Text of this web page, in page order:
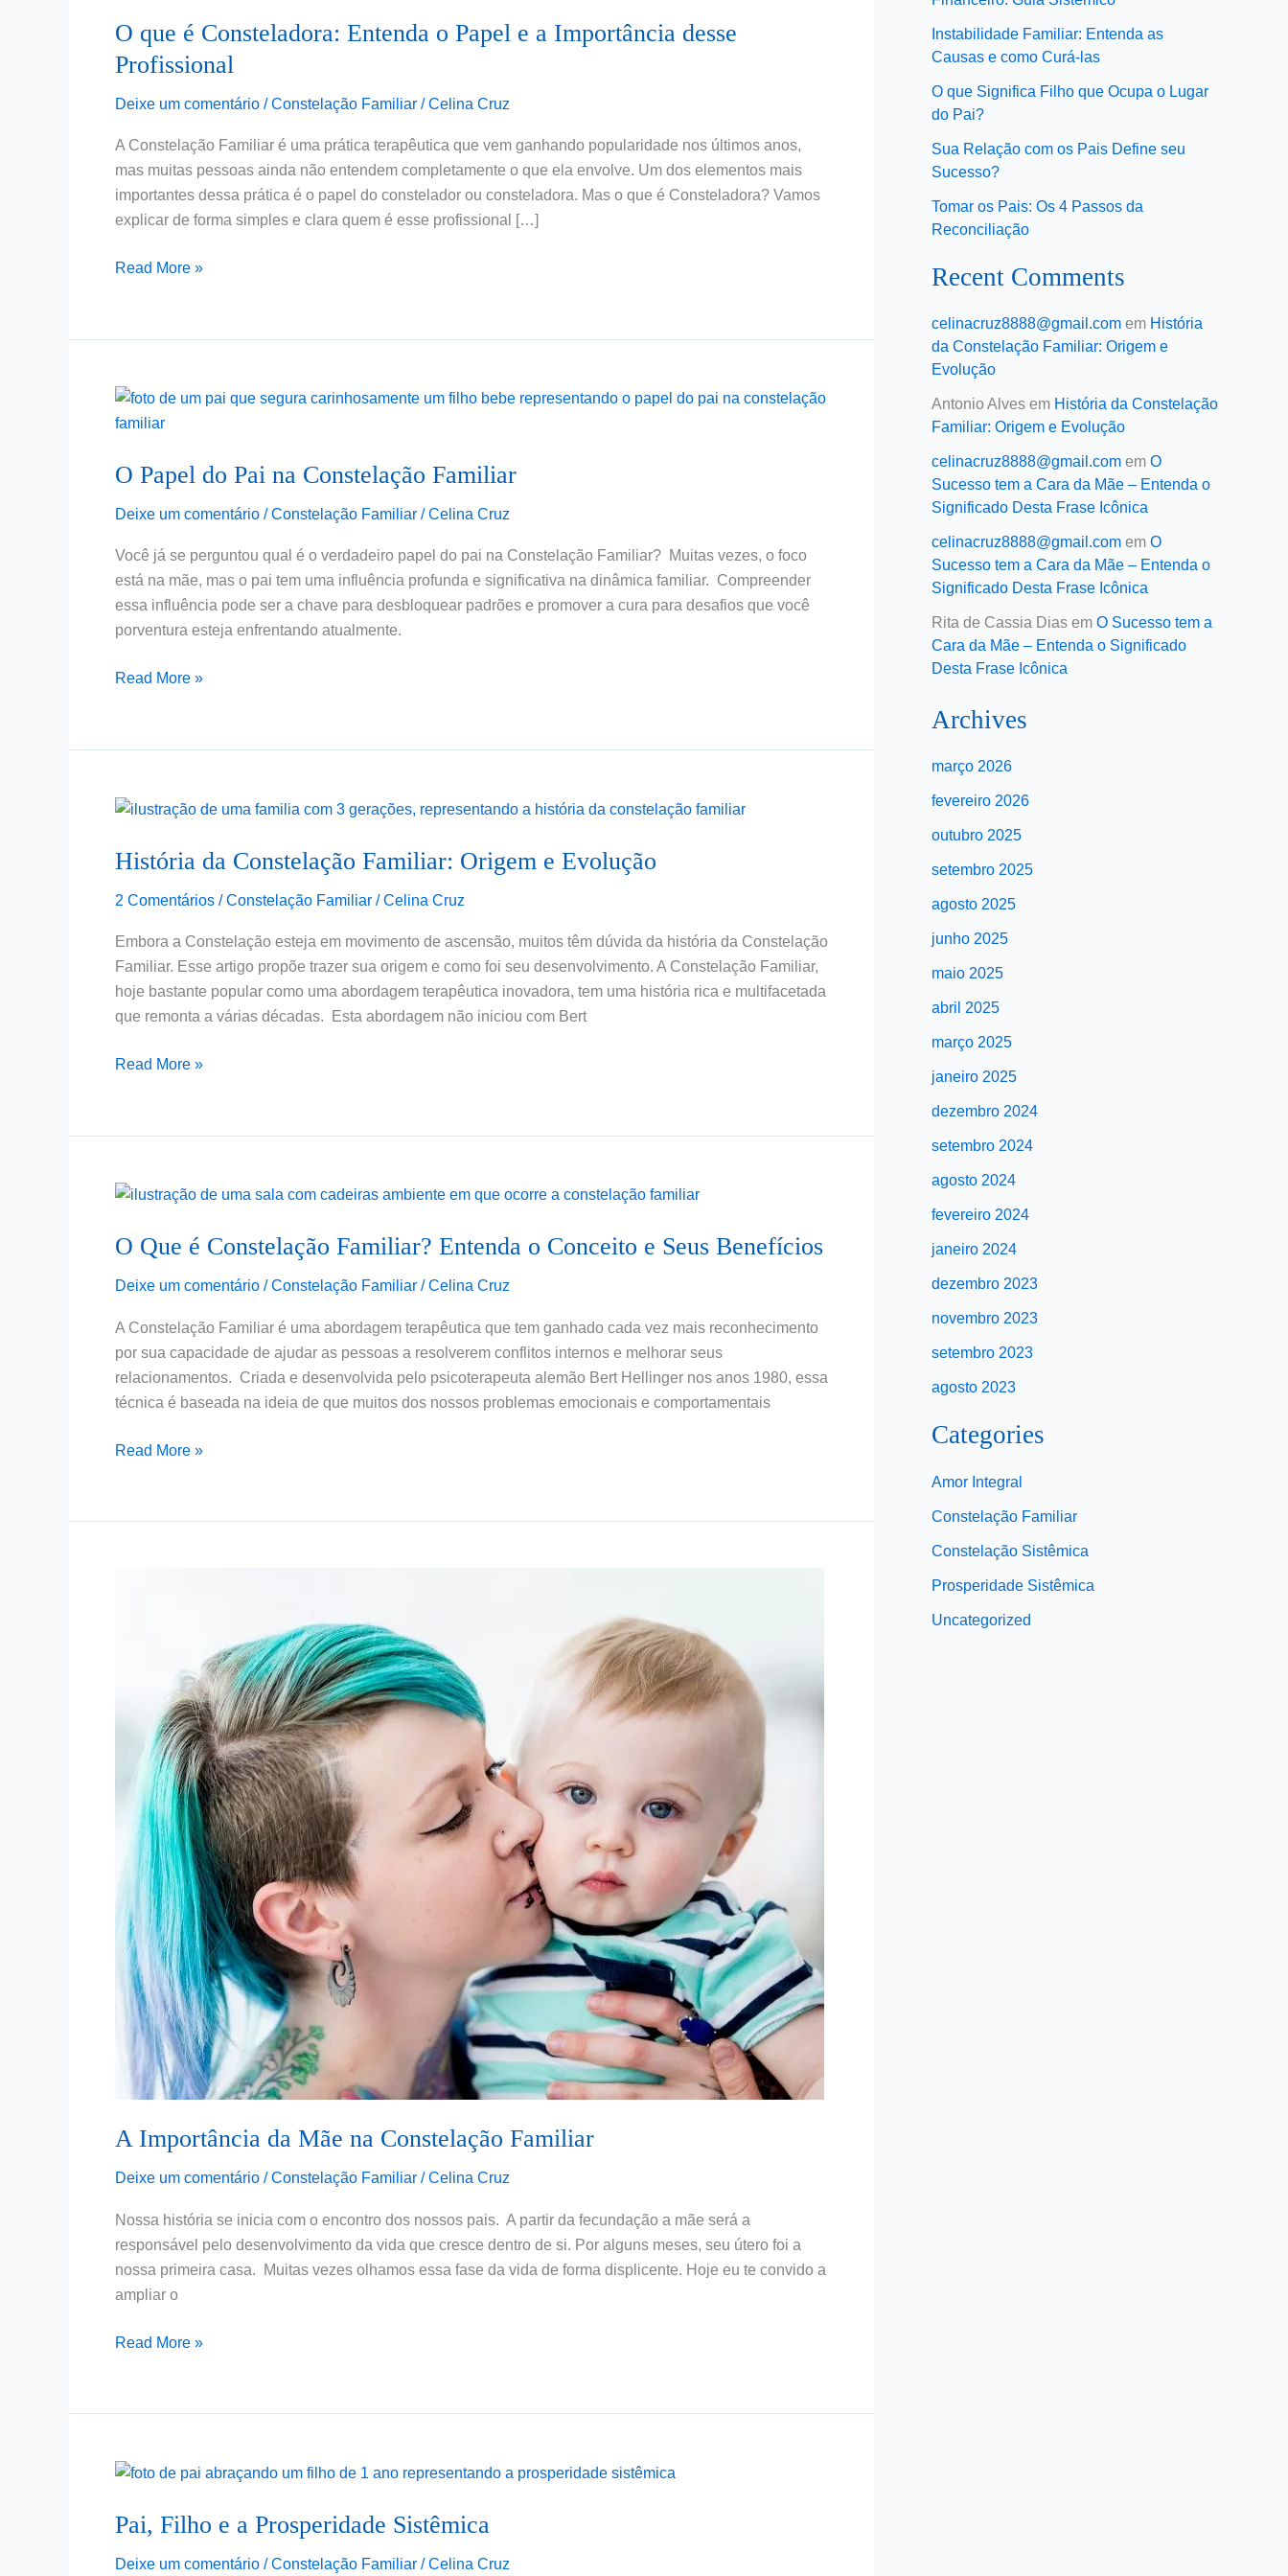
O que é Consteladora: Entenda o Papel e a Importância desse
Profissional
Deixe um comentário /Constelação Familiar /Celina Cruz
A Constelação Familiar é uma prática terapêutica que vem ganhando popularidade nos últimos anos,
mas muitas pessoas ainda não entendem completamente o que ela envolve. Um dos elementos mais
importantes dessa prática é o papel do constelador ou consteladora. Mas o que é Consteladora? Vamos
explicar de forma simples e clara quem é esse profissional […]
Consteladora:
Entenda
Papel
a
Importância
desse
Profissional
Read More »
O Papel do Pai na Constelação Familiar
Deixe um comentário /Constelação Familiar /Celina Cruz
Você já se perguntou qual é o verdadeiro papel do pai na Constelação Familiar? Muitas vezes, o foco
está na mãe, mas o pai tem uma influência profunda e significativa na dinâmica familiar. Compreender
essa influência pode ser a chave para desbloquear padrões e promover a cura para desafios que você
porventura esteja enfrentando atualmente.
O
Papel
Pai
Constelação
Familiar
Read More »
História da Constelação Familiar: Origem e Evolução
2 Comentários /Constelação Familiar /Celina Cruz
Embora a Constelação esteja em movimento de ascensão, muitos têm dúvida da história da Constelação
Familiar. Esse artigo propõe trazer sua origem e como foi seu desenvolvimento. A Constelação Familiar,
hoje bastante popular como uma abordagem terapêutica inovadora, tem uma história rica e multifacetada
que remonta a várias décadas. Esta abordagem não iniciou com Bert
História
Constelação
Origem
e
Evolução
Read More »
O Que é Constelação Familiar? Entenda o Conceito e Seus Benefícios
Deixe um comentário / Constelação Familiar / Celina Cruz
A Constelação Familiar é uma abordagem terapêutica que tem ganhado cada vez mais reconhecimento
por sua capacidade de ajudar as pessoas a resolverem conflitos internos e melhorar seus
relacionamentos. Criada e desenvolvida pelo psicoterapeuta alemão Bert Hellinger nos anos 1980, essa
técnica é baseada na ideia de que muitos dos nossos problemas emocionais e comportamentais
O
é
Familiar?
Entenda
Conceito
Benefícios
Read More »
A Importância da Mãe na Constelação Familiar
Deixe um comentário / Constelação Familiar / Celina Cruz
Nossa história se inicia com o encontro dos nossos pais. A partir da fecundação a mãe será a
responsável pelo desenvolvimento da vida que cresce dentro de si. Por alguns meses, seu útero foi a
nossa primeira casa. Muitas vezes olhamos essa fase da vida de forma displicente. Hoje eu te convido a
ampliar o
Constelação
Familiar
Read More »
Pai, Filho e a Prosperidade Sistêmica
Deixe um comentário /Constelação Familiar /Celina Cruz
Pai,
e
Prosperidade
Instabilidade Familiar: Entenda as
Causas e como Curá-las
O que Significa Filho que Ocupa o Lugar
do Pai?
Sua Relação com os Pais Define seu
Sucesso?
Tomar os Pais: Os 4 Passos da
Reconciliação
Recent Comments
celinacruz8888@gmail.com em História
da Constelação Familiar: Origem e
Evolução
Antonio Alves em História da Constelação
Familiar: Origem e Evolução
celinacruz8888@gmail.com em O
Sucesso tem a Cara da Mãe – Entenda o
Significado Desta Frase Icônica
celinacruz8888@gmail.com em O
Sucesso tem a Cara da Mãe – Entenda o
Significado Desta Frase Icônica
Rita de Cassia Dias em O Sucesso tem a
Cara da Mãe – Entenda o Significado
Desta Frase Icônica
Archives
março 2026
fevereiro 2026
outubro 2025
setembro 2025
agosto 2025
junho 2025
maio 2025
abril 2025
março 2025
janeiro 2025
dezembro 2024
setembro 2024
agosto 2024
fevereiro 2024
janeiro 2024
dezembro 2023
novembro 2023
setembro 2023
agosto 2023
Categories
Amor Integral
Constelação Familiar
Constelação Sistêmica
Prosperidade Sistêmica
Uncategorized